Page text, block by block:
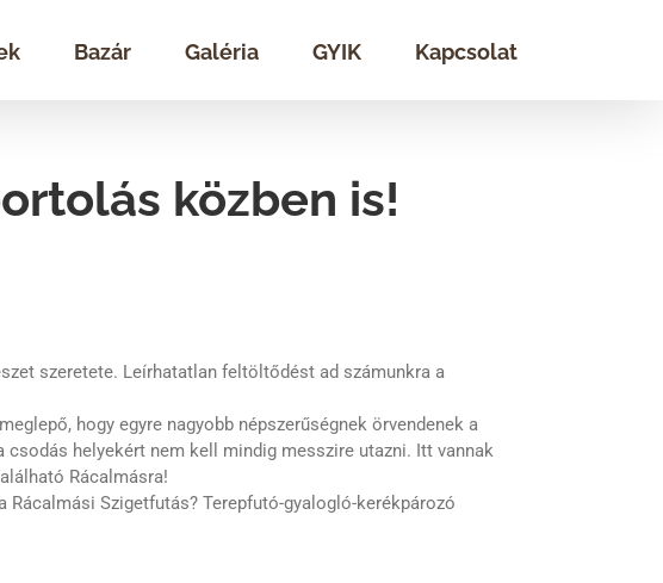
Bazár Galéria GYIK Kapcsolat
közben is!
szeretete. Leírhatatlan feltöltődést ad számunkra a
hogy egyre nagyobb népszerűségnek örvendenek a
helyekért nem kell mindig messzire utazni. Itt vannak
Rácalmásra!
Szigetfutás? Terepfutó-gyalogló-kerékpározó